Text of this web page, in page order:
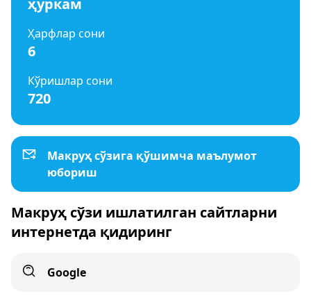
ҳуркам
Ҳарфлар сони
6
Кўришлар сони
720
Макруҳ сўзига қўшимча маълумот
юбориш
Макруҳ сўзи ишлатилган сайтларни
интернетда қидиринг
Google